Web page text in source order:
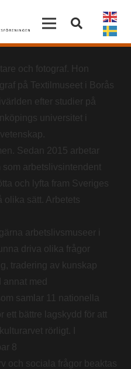
och fotograf. Hon
på Textilmuseet i Borås
efter studier på
universitet i
Sedan 2015 arbetar
som arbetslivsintendent
och lyfta fram Sveriges
olika sätt. Arbetets
arbetslivsmuseer i
driva olika frågor
tradering av kunskap
med
samlar 11 nationella
ett bättre lagskydd för att
rörligt. I
8
och sociala frågor beaktas